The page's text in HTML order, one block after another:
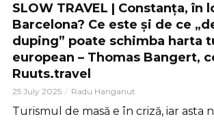
SLOW TRAVEL | Constanța, în
Barcelona? Ce este și de ce
duping” poate schimba harta
european – Thomas Bangert,
Ruuts.travel
25 July 2025 Radu Hanganut
Turismul de masă e în criză, iar asta